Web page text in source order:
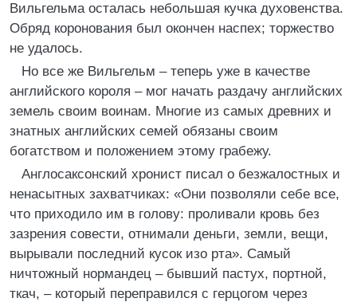
Вильгельма осталась небольшая кучка духовенства.
Обряд коронования был окончен наспех; торжество
не удалось.
Но все же Вильгельм – теперь уже в качестве
английского короля – мог начать раздачу английских
земель своим воинам. Многие из самых древних и
знатных английских семей обязаны своим
богатством и положением этому грабежу.
Англосаксонский хронист писал о безжалостных и
ненасытных захватчиках: «Они позволяли себе все,
что приходило им в голову: проливали кровь без
зазрения совести, отнимали деньги, земли, вещи,
вырывали последний кусок изо рта». Самый
ничтожный нормандец – бывший пастух, портной,
ткач, – который переправился с герцогом через